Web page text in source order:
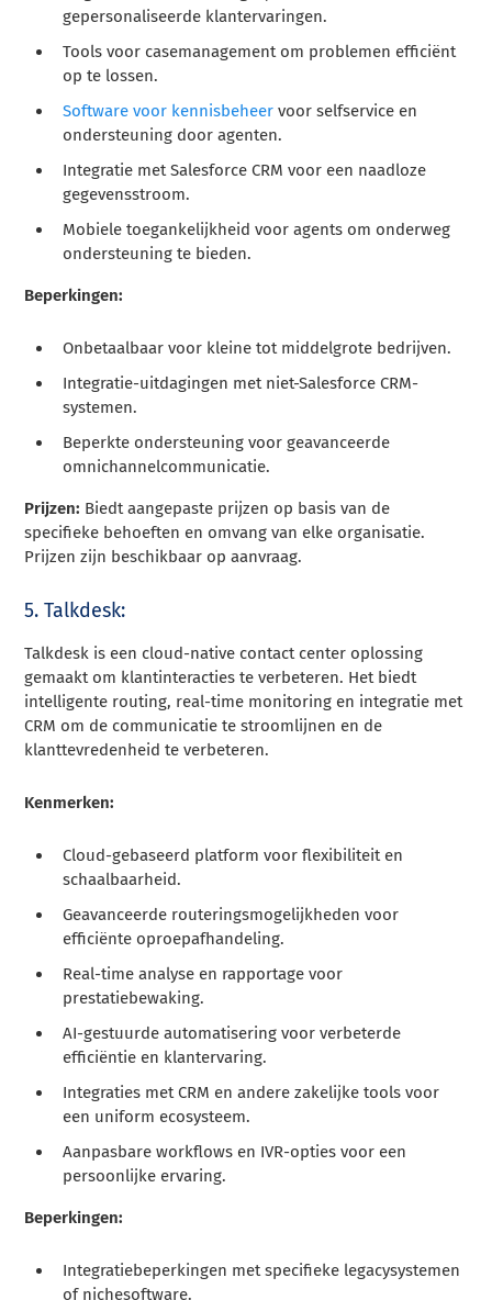
gepersonaliseerde klantervaringen.
Tools voor casemanagement om problemen efficiënt
op te lossen.
Software voor kennisbeheer voor selfservice en
ondersteuning door agenten.
Integratie met Salesforce CRM voor een naadloze
gegevensstroom.
Mobiele toegankelijkheid voor agents om onderweg
ondersteuning te bieden.
Beperkingen:
Onbetaalbaar voor kleine tot middelgrote bedrijven.
Integratie-uitdagingen met niet-Salesforce CRM-
systemen.
Beperkte ondersteuning voor geavanceerde
omnichannelcommunicatie.
Prijzen: Biedt aangepaste prijzen op basis van de
specifieke behoeften en omvang van elke organisatie.
Prijzen zijn beschikbaar op aanvraag.
5. Talkdesk:
Talkdesk is een cloud-native contact center oplossing
gemaakt om klantinteracties te verbeteren. Het biedt
intelligente routing, real-time monitoring en integratie met
CRM om de communicatie te stroomlijnen en de
klanttevredenheid te verbeteren.
Kenmerken:
Cloud-gebaseerd platform voor flexibiliteit en
schaalbaarheid.
Geavanceerde routeringsmogelijkheden voor
efficiënte oproepafhandeling.
Real-time analyse en rapportage voor
prestatiebewaking.
AI-gestuurde automatisering voor verbeterde
efficiëntie en klantervaring.
Integraties met CRM en andere zakelijke tools voor
een uniform ecosysteem.
Aanpasbare workflows en IVR-opties voor een
persoonlijke ervaring.
Beperkingen:
Integratiebeperkingen met specifieke legacysystemen
of nichesoftware.